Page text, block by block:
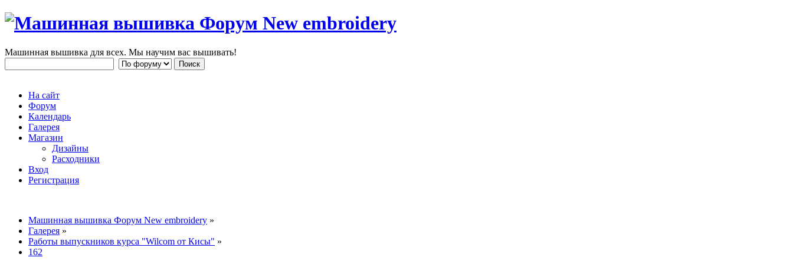
Машинная вышивка для всех. Мы научим вас вышивать!
На сайт
Форум
Календарь
Галерея
Магазин
Дизайны
Расходники
Вход
Регистрация
Машинная вышивка Форум New embroidery »
Галерея »
Работы выпускников курса "Wilcom от Кисы" »
162